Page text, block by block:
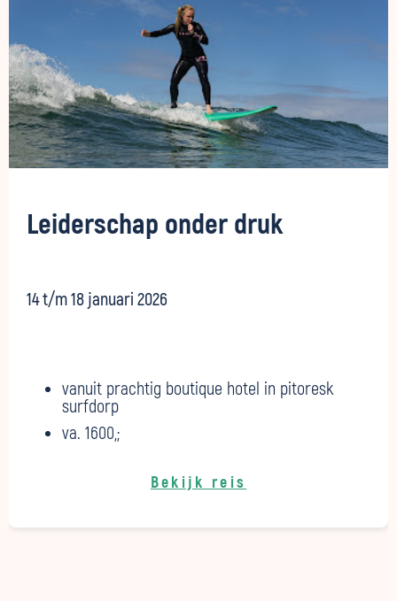
Leiderschap onder druk
14 t/m 18 januari 2026
vanuit prachtig boutique hotel in pitoresk
surfdorp
va. 1600,;
Bekijk reis